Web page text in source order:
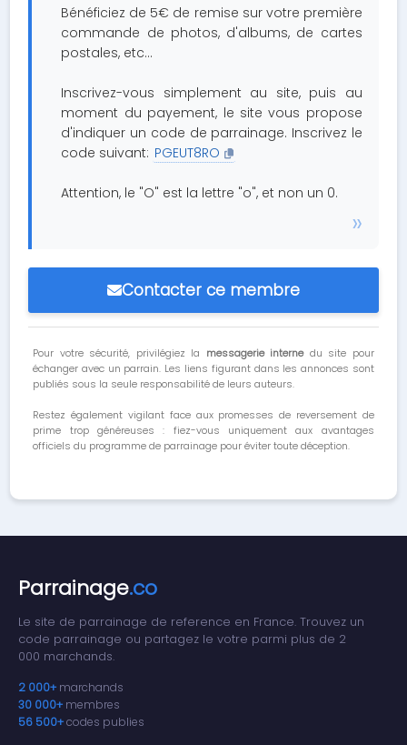
Bénéficiez de 5€ de remise sur votre première
commande de photos, d'albums, de cartes
postales, etc...
Inscrivez-vous simplement au site, puis au
moment du payement, le site vous propose
d'indiquer un code de parrainage. Inscrivez le
code suivant: PGEUT8RO
Attention, le "O" est la lettre "o", et non un 0.
Contacter ce membre
Pour votre sécurité, privilégiez la messagerie internedu site pour
échanger avec un parrain. Les liens figurant dans les annonces sont
publiés sous la seule responsabilité de leurs auteurs.
Restez également vigilant face aux promesses de reversement de
prime trop généreuses : fiez-vous uniquement aux avantages
officiels du programme de parrainage pour éviter toute déception.
Parrainage.co
Le site de parrainage de reference en France. Trouvez un
code parrainage ou partagez le votre parmi plus de 2
000 marchands.
2 000+ marchands
30 000+ membres
56 500+codes publies